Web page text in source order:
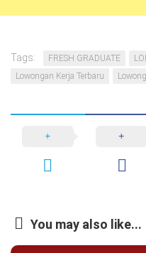
Tags: FRESH GRADUATE
Lowongan Kerja Terbaru
You may also like...